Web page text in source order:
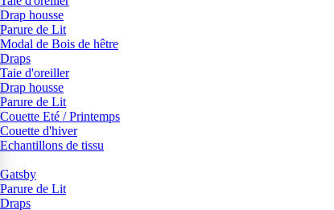
Drap housse
Parure de Lit
Modal de Bois de hêtre
Draps
Taie d'oreiller
Drap housse
Parure de Lit
Couette Eté / Printemps
Couette d'hiver
Echantillons de tissu
Gatsby
Parure de Lit
Draps